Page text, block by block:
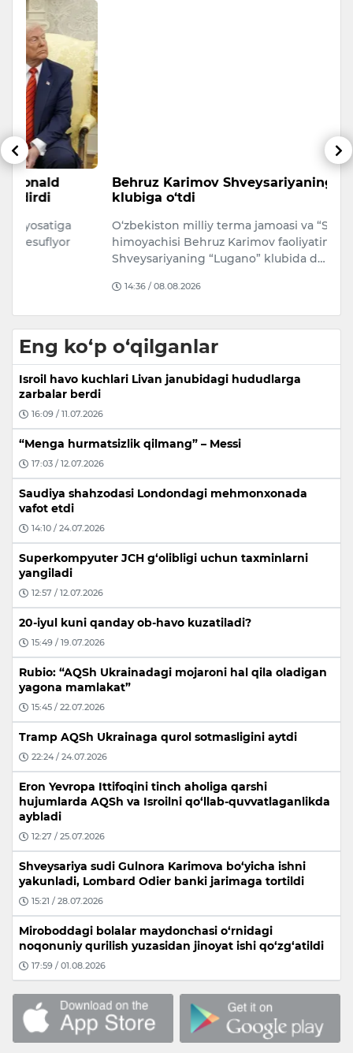
Behruz Karimov Shveysariyaning “Lugano”
klubiga o‘tdi
O‘zbekiston milliy terma jamoasi va “Surxon” klubi
himoyachisi Behruz Karimov faoliyatini
Shveysariyaning “Lugano” klubida d…
14:36 / 08.08.2026
Eng ko‘p o‘qilganlar
Isroil havo kuchlari Livan janubidagi hududlarga
zarbalar berdi
16:09 / 11.07.2026
“Menga hurmatsizlik qilmang” – Messi
17:03 / 12.07.2026
Saudiya shahzodasi Londondagi mehmonxonada
vafot etdi
14:10 / 24.07.2026
Superkompyuter JCH g‘olibligi uchun taxminlarni
yangiladi
12:57 / 12.07.2026
20-iyul kuni qanday ob-havo kuzatiladi?
15:49 / 19.07.2026
Rubio: “AQSh Ukrainadagi mojaroni hal qila oladigan
yagona mamlakat”
15:45 / 22.07.2026
Tramp AQSh Ukrainaga qurol sotmasligini aytdi
22:24 / 24.07.2026
Eron Yevropa Ittifoqini tinch aholiga qarshi
hujumlarda AQSh va Isroilni qo‘llab-quvvatlaganlikda
aybladi
12:27 / 25.07.2026
Shveysariya sudi Gulnora Karimova bo‘yicha ishni
yakunladi, Lombard Odier banki jarimaga tortildi
15:21 / 28.07.2026
Miroboddagi bolalar maydonchasi o‘rnidagi
noqonuniy qurilish yuzasidan jinoyat ishi qo‘zg‘atildi
17:59 / 01.08.2026